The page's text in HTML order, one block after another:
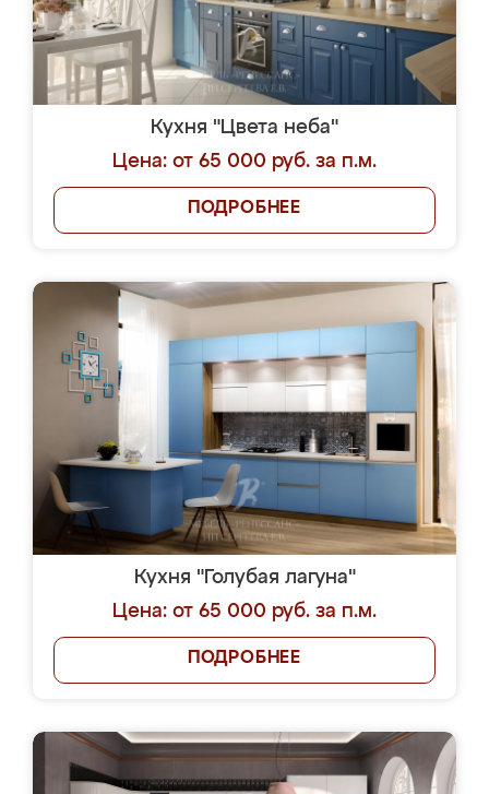
Кухня "Цвета неба"
Цена: от 65 000 руб. за п.м.
ПОДРОБНЕЕ
Кухня "Голубая лагуна"
Цена: от 65 000 руб. за п.м.
ПОДРОБНЕЕ